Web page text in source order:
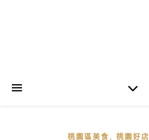
桃園區美食 , 桃園好店